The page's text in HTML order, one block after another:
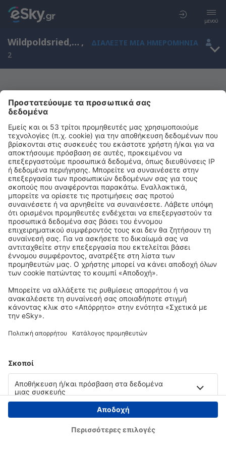
μενού
Wildpoldsried, Bavaria, Γερμανία ,
ΔΙΑΛΈΞΤΕ ΜΙΑ ΗΜΕΡΟΜΗΝΊΑ
2
Μας συγχωρείτε, δεν υπάρχουν
αποτελέσματα για την αναζήτησή σας
Προσπαθήστε να κάνετε αναζήτηση με διαφορετικά κριτήρια
Copyright © eSky.gr. Με την επιφύλαξη παντός νομίμου δικαιώματος.